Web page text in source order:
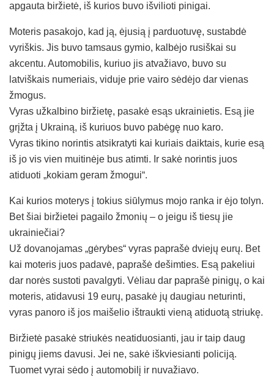
apgauta biržietė, iš kurios buvo išvilioti pinigai.
Moteris pasakojo, kad ją, ėjusią į parduotuvę, sustabdė
vyriškis. Jis buvo tamsaus gymio, kalbėjo rusiškai su
akcentu. Automobilis, kuriuo jis atvažiavo, buvo su
latviškais numeriais, viduje prie vairo sėdėjo dar vienas
žmogus.
Vyras užkalbino biržietę, pasakė esąs ukrainietis. Esą jie
grįžta į Ukrainą, iš kuriuos buvo pabėgę nuo karo.
Vyras tikino norintis atsikratyti kai kuriais daiktais, kurie esą
iš jo vis vien muitinėje bus atimti. Ir sakė norintis juos
atiduoti „kokiam geram žmogui“.
Kai kurios moterys į tokius siūlymus mojo ranka ir ėjo tolyn.
Bet šiai biržietei pagailo žmonių – o jeigu iš tiesų jie
ukrainiečiai?
Už dovanojamas „gėrybes“ vyras paprašė dviejų eurų. Bet
kai moteris juos padavė, paprašė dešimties. Esą pakeliui
dar norės sustoti pavalgyti. Vėliau dar paprašė pinigų, o kai
moteris, atidavusi 19 eurų, pasakė jų daugiau neturinti,
vyras panoro iš jos maišelio ištraukti vieną atiduotą striukę.
Biržietė pasakė striukės neatiduosianti, jau ir taip daug
pinigų jiems davusi. Jei ne, sakė iškviesianti policiją.
Tuomet vyrai sėdo į automobilį ir nuvažiavo.